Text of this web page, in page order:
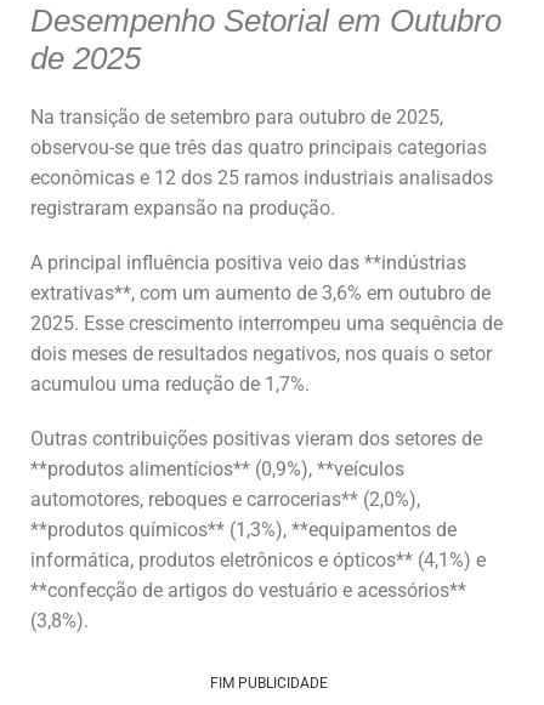
Desempenho Setorial em Outubro
de 2025
Na transição de setembro para outubro de 2025,
observou-se que três das quatro principais categorias
econômicas e 12 dos 25 ramos industriais analisados
registraram expansão na produção.
A principal influência positiva veio das **indústrias
extrativas**, com um aumento de 3,6% em outubro de
2025. Esse crescimento interrompeu uma sequência de
dois meses de resultados negativos, nos quais o setor
acumulou uma redução de 1,7%.
Outras contribuições positivas vieram dos setores de
**produtos alimentícios** (0,9%), **veículos
automotores, reboques e carrocerias** (2,0%),
**produtos químicos** (1,3%), **equipamentos de
informática, produtos eletrônicos e ópticos** (4,1%) e
**confecção de artigos do vestuário e acessórios**
(3,8%).
FIM PUBLICIDADE